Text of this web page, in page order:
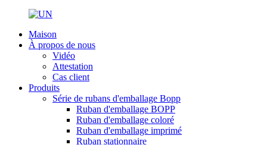
Maison
À propos de nous
Vidéo
Attestation
Cas client
Produits
Série de rubans d'emballage Bopp
Ruban d'emballage BOPP
Ruban d'emballage coloré
Ruban d'emballage imprimé
Ruban stationnaire